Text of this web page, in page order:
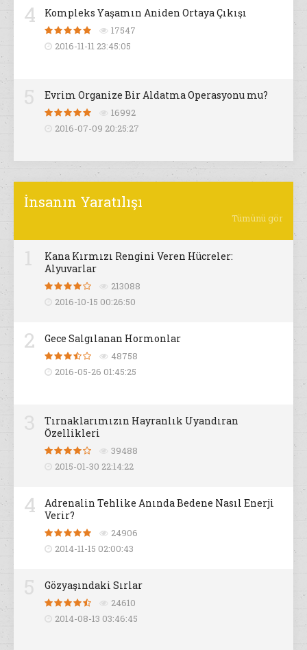
4 Kompleks Yaşamın Aniden Ortaya Çıkışı
17547
2016-11-11 23:45:05
Evrim Organize Bir Aldatma Operasyonu mu?
16992
2016-07-09 20:25:27
İnsanın Yaratılışı
Tümünü gör
Kana Kırmızı Rengini Veren Hücreler:
Alyuvarlar
213088
2016-10-15 00:26:50
2 Gece Salgılanan Hormonlar
48758
2016-05-26 01:45:25
Tırnaklarımızın Hayranlık Uyandıran
Özellikleri
39488
2015-01-30 22:14:22
4
Adrenalin Tehlike Anında Bedene Nasıl Enerji
Verir?
24906
2014-11-15 02:00:43
Gözyaşındaki Sırlar
24610
2014-08-13 03:46:45